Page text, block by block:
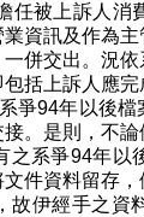
任被上訴人消
業資訊及作為
併交出。況
括上訴人應
爭94年以後
。是則，不
系爭94年以
件資料留存
故伊經手之資